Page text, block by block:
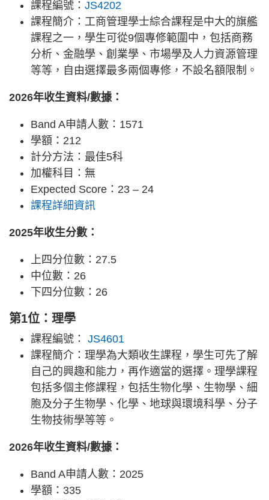
課程編號： JS4202
課程簡介：工商管理學士綜合課程是中大的旗艦
課程之一，學生可從9個專修範圍中，包括商務
分析、金融學、創業學、市場學及人力資源管理
等等，自由選擇最多兩個專修，不設名額限制。
2026年收生資料/數據：
Band A申請人數：1571
學額：212
計分方法：最佳5科
加權科目：無
Expected Score：23 – 24
課程詳細資訊
2025年收生分數：
上四分位數：27.5
中位數：26
下四分位數：26
第1位：理學
課程編號： JS4601
課程簡介：理學為大類收生課程，學生可先了解
自己的興趣和能力，再作適當的選擇。理學課程
包括多個主修課程，包括生物化學、生物學、細
胞及分子生物學、化學、地球與環境科學、分子
生物技術學等等。
2026年收生資料/數據：
Band A申請人數：2025
學額：335